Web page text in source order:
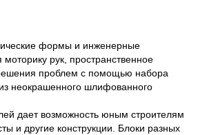
формы и инженерные
моторику рук, пространственное
проблем с помощью набора
неокрашенного шлифованного
дает возможность юным строителям
и другие конструкции. Блоки разных